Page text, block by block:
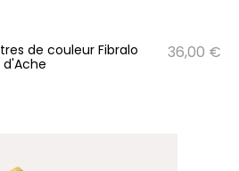
de couleur Fibralo
d'Ache
36,00 €